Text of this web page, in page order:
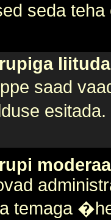
seda teha
saad
temaga